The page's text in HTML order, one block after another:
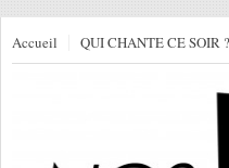
Accueil QUI CHANTE CE SOIR ?